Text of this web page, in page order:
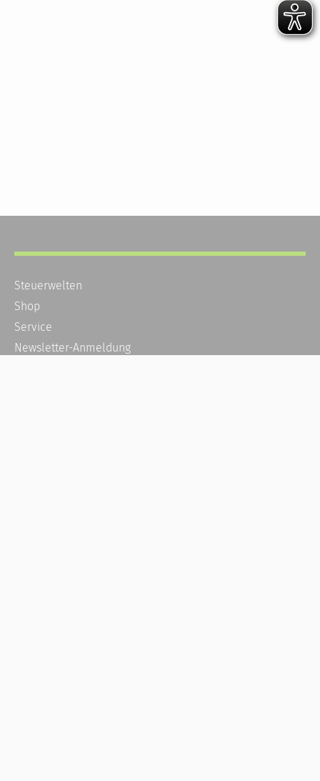
Steuerwelten
Shop
Service
Newsletter-Anmeldung